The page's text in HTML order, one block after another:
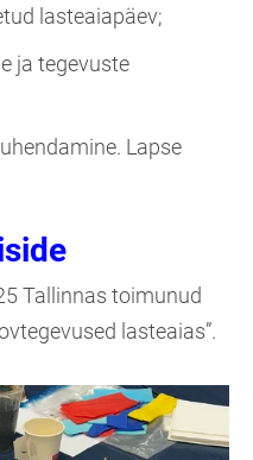
lasteaiapäev;
ja tegevuste
Lapse
Tallinnas toimunud
lasteaias”.